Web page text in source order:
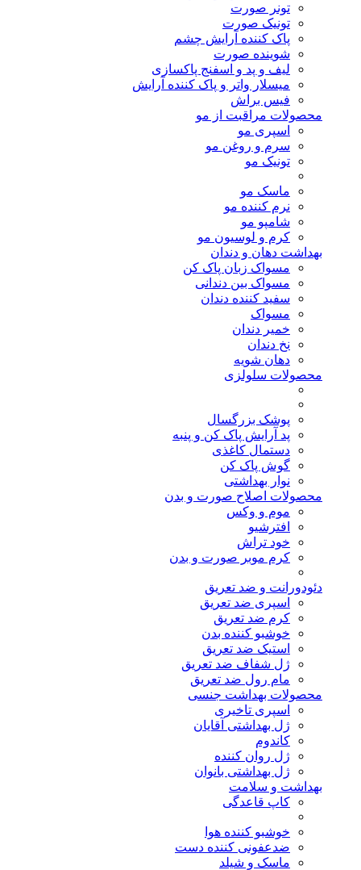
تونر صورت
تونیک صورت
پاک کننده آرایش چشم
شوینده صورت
لیف و پد و اسفنج پاکسازی
میسلار واتر و پاک کننده آرایش
فیس براش
محصولات مراقبت از مو
اسپری مو
سرم و روغن مو
تونیک مو
ماسک مو
نرم کننده مو
شامپو مو
کرم و لوسیون مو
بهداشت دهان و دندان
مسواک زبان پاک کن
مسواک بین دندانی
سفید کننده دندان
مسواک
خمیر دندان
نخ دندان
دهان شویه
محصولات سلولزی
پوشک بزرگسال
پد آرایش پاک کن و پنبه
دستمال کاغذی
گوش پاک کن
نوار بهداشتی
محصولات اصلاح صورت و بدن
موم و وکس
افترشیو
خود تراش
کرم موبر صورت و بدن
دئودورانت و ضد تعریق
اسپری ضد تعریق
کرم ضد تعریق
خوشبو کننده بدن
استیک ضد تعریق
ژل شفاف ضد تعریق
مام رول ضد تعریق
محصولات بهداشت جنسی
اسپری تاخیری
ژل بهداشتی آقایان
کاندوم
ژل روان کننده
ژل بهداشتی بانوان
بهداشت و سلامت
کاپ قاعدگی
خوشبو کننده هوا
ضدعفونی کننده دست
ماسک و شیلد